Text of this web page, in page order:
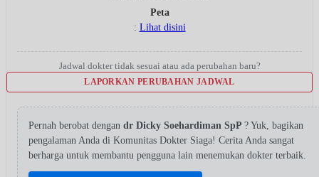
Peta
: Lihat disini
Jadwal dokter tidak sesuai atau ada perubahan baru?
LAPORKAN PERUBAHAN JADWAL
Pernah berobat dengan dr Dicky Soehardiman SpP ? Yuk, bagikan
pengalaman Anda di Komunitas Dokter Siaga! Cerita Anda sangat
berharga untuk membantu pengguna lain menemukan dokter terbaik.